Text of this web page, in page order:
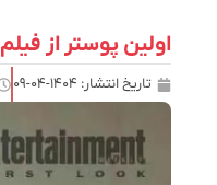
اولین پوستر از فیلم Roofman منتشر شد
تاریخ انتشار: ۱۴۰۴-۰۴-۰۹